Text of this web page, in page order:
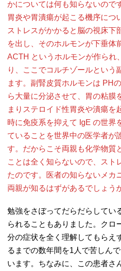
かについては何も知らないので
胃炎や胃潰瘍が起こる機序につ
ストレスがかかると脳の視床下
を出し、そのホルモンが下垂体
ACTH というホルモンが作られ
り、ここでコルチゾールという
ます。副腎皮質ホルモンは PH
ら大量に分泌させて、胃の粘膜
まりステロイド性胃炎や潰瘍を
時に免疫系を抑えて IgE の世界
ていることを世界中の医学者が
す。だからこそ両親も化学物質
ことは全く知らないので、スト
たのです。医者の知らないメカ
両親が知るはずがあるでしょう
勉強をさぼってだらだらしてい
られることもありました。クロ
分の症状を全く理解してもらえ
るまでの数年間を1人で苦しん
います。ちなみに、この患者さ